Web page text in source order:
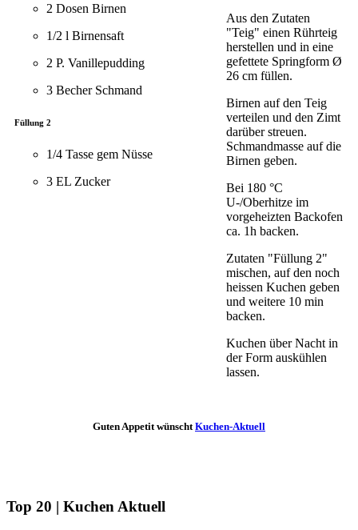
2 Dosen Birnen
1/2 l Birnensaft
2 P. Vanillepudding
3 Becher Schmand
Füllung 2
1/4 Tasse gem Nüsse
3 EL Zucker
Aus den Zutaten
"Teig" einen Rührteig
herstellen und in eine
gefettete Springform Ø
26 cm füllen.
Birnen auf den Teig
verteilen und den Zimt
darüber streuen.
Schmandmasse auf die
Birnen geben.
Bei 180 °C
U-/Oberhitze im
vorgeheizten Backofen
ca. 1h backen.
Zutaten "Füllung 2"
mischen, auf den noch
heissen Kuchen geben
und weitere 10 min
backen.
Kuchen über Nacht in
der Form auskühlen
lassen.
Guten Appetit wünscht Kuchen-Aktuell
Top 20 | Kuchen Aktuell